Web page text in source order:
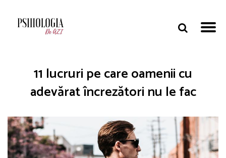
11 lucruri pe care oamenii cu
adevărat încrezători nu le fac